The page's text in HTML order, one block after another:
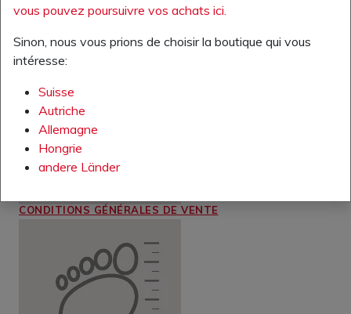
CONDITIONS GÉNÉRALES DE VENTE
vous pouvez poursuivre vos achats ici.
Sinon, nous vous prions de choisir la boutique qui vous
intéresse:
Suisse
Autriche
Allemagne
Hongrie
andere Länder